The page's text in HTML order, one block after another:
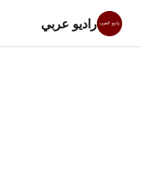
راديو عربي